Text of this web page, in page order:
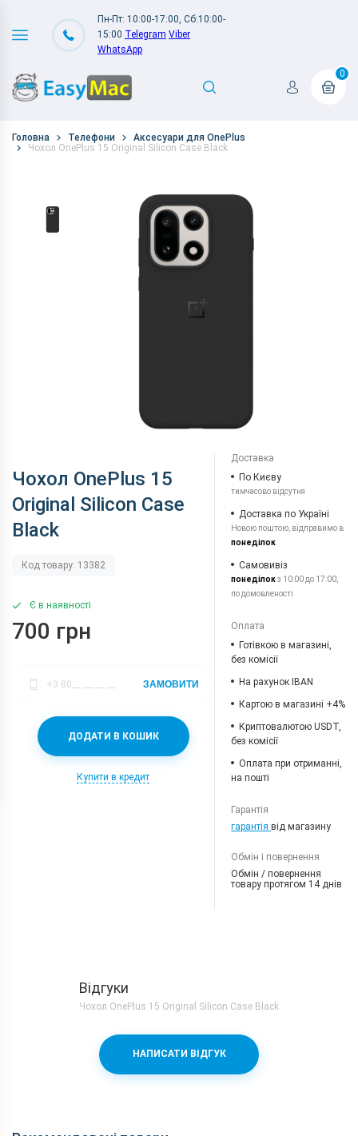
Пн-Пт: 10:00-17:00, Сб:10:00-
15:00 Telegram Viber
WhatsApp
0
Головна Телефони
Аксесуари для OnePlus
Чохол OnePlus 15 Original Silicon Case Black
Чохол OnePlus 15
Original Silicon Case
Black
Код товару: 13382
Є в наявності
700 грн
ДОДАТИ В КОШИК
Купити в кредит
ЗАМОВИТИ
Доставка
По Києву
тимчасово відсутня
Доставка по Україні
Новою поштою, відправимо в
понеділок
Самовивіз
понеділокз 10:00 до 17:00,
по домовленості
Оплата
Готівкою в магазині,
без комісії
На рахунок IBAN
Картою в магазині +4%
Криптовалютою USDT,
без комісії
Оплата при отриманні,
на пошті
Гарантія
гарантіявід магазину
Обмін і повернення
Обмін / повернення
товару протягом 14 днів
Відгуки
Чохол OnePlus 15 Original Silicon Case Black
НАПИСАТИ ВІДГУК